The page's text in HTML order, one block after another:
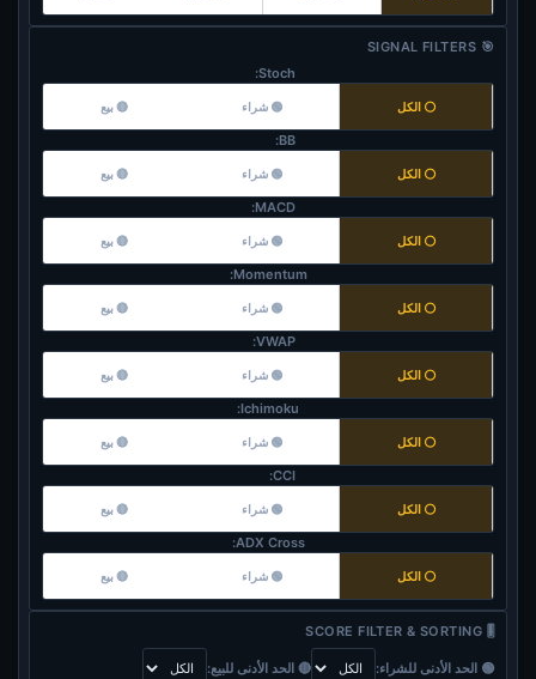
🎯 SIGNAL FILTERS
Stoch:
⚪ الكل 🟢 شراء 🔴 بيع
BB:
⚪ الكل 🟢 شراء 🔴 بيع
MACD:
⚪ الكل 🟢 شراء 🔴 بيع
Momentum:
⚪ الكل 🟢 شراء 🔴 بيع
VWAP:
⚪ الكل 🟢 شراء 🔴 بيع
Ichimoku:
⚪ الكل 🟢 شراء 🔴 بيع
CCI:
⚪ الكل 🟢 شراء 🔴 بيع
ADX Cross:
⚪ الكل 🟢 شراء 🔴 بيع
🎚️ SCORE FILTER & SORTING
🟢 الحد الأدنى للشراء: 🔴 الحد الأدنى للبيع: